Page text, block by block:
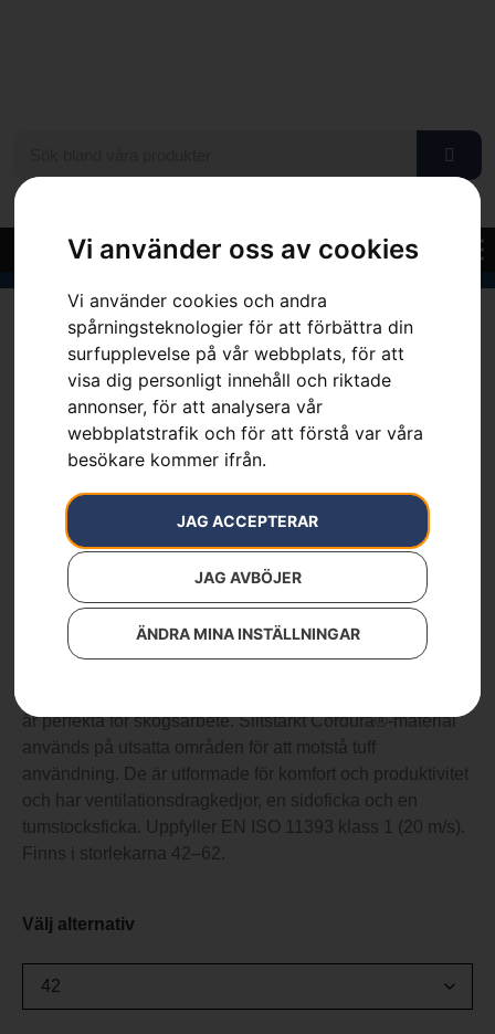
Vi använder oss av cookies
Vi använder cookies och andra
spårningsteknologier för att förbättra din
surfupplevelse på vår webbplats, för att
visa dig personligt innehåll och riktade
annonser, för att analysera vår
webbplatstrafik och för att förstå var våra
besökare kommer ifrån.
JAG ACCEPTERAR
JAG AVBÖJER
ÄNDRA MINA INSTÄLLNINGAR
» Sortiment»Husqvarna midjebyxa, Functional
Husqvarna midjebyxa,
Functional
Artikelnummer:
Kategorier:
Byxor
Varumärken
2 490 kr
är perfekta för skogsarbete. Slitstarkt Cordura®-material
används på utsatta områden för att motstå tuff
användning. De är utformade för komfort och produktivitet
och har ventilationsdragkedjor, en sidoficka och en
tumstocksficka. Uppfyller EN ISO 11393 klass 1 (20 m/s).
Finns i storlekarna 42–62.
Välj alternativ